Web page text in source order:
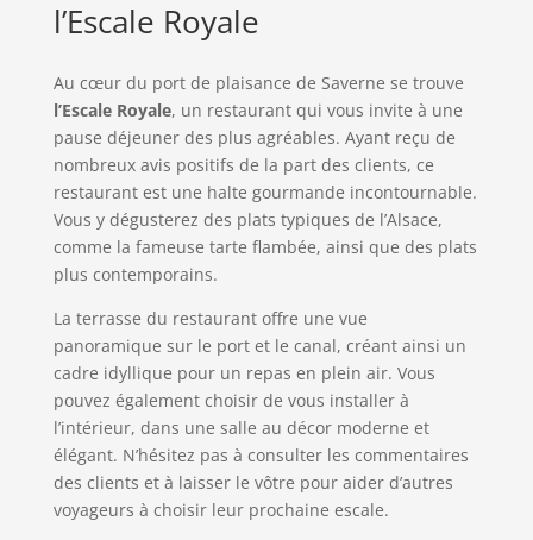
l’Escale Royale
Au cœur du port de plaisance de Saverne se trouve
l’Escale Royale, un restaurant qui vous invite à une
pause déjeuner des plus agréables. Ayant reçu de
nombreux avis positifs de la part des clients, ce
restaurant est une halte gourmande incontournable.
Vous y dégusterez des plats typiques de l’Alsace,
comme la fameuse tarte flambée, ainsi que des plats
plus contemporains.
La terrasse du restaurant offre une vue
panoramique sur le port et le canal, créant ainsi un
cadre idyllique pour un repas en plein air. Vous
pouvez également choisir de vous installer à
l’intérieur, dans une salle au décor moderne et
élégant. N’hésitez pas à consulter les commentaires
des clients et à laisser le vôtre pour aider d’autres
voyageurs à choisir leur prochaine escale.